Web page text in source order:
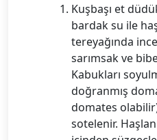
Kuşbaşı et
bardak su ile
tereyağında
sarımsak ve
Kabukları
doğranmış
domates
sotelenir.